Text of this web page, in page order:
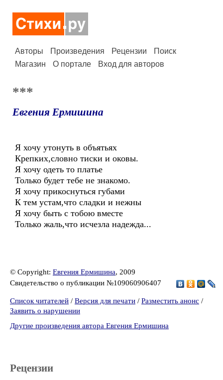
Авторы Произведения Рецензии
Поиск
Магазин
О портале Вход для авторов
***
Евгения Ермишина
Я хочу утонуть в объятьях
Крепких,словно тиски и оковы.
Я хочу одеть то платье
Только будет тебе не знакомо.
Я хочу прикоснуться губами
К тем устам,что сладки и нежны
Я хочу быть с тобою вместе
Только жаль,что исчезла надежда...
© Copyright: Евгения Ермишина, 2009
Свидетельство о публикации №109060906407
Список читателей / Версия для печати / Разместить анонс /
Заявить о нарушении
Другие произведения автора Евгения Ермишина
Рецензии